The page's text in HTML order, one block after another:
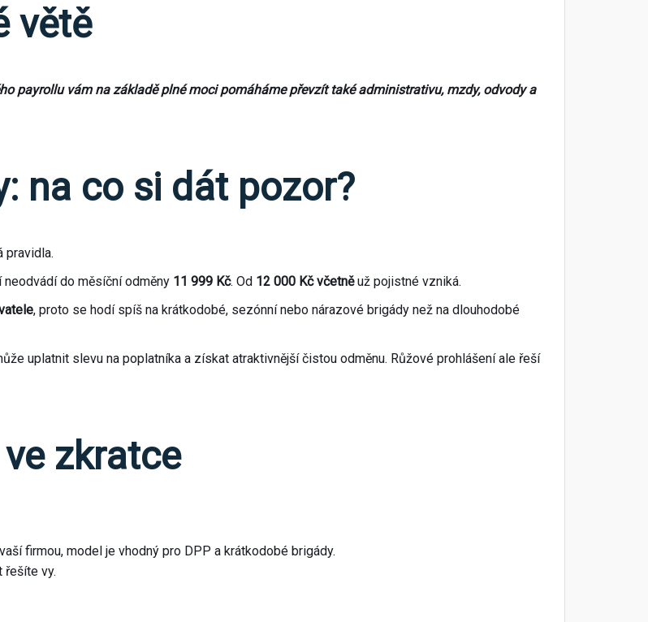
větě
payrollu vám na základě plné moci pomáháme převzít také administrativu, mzdy, odvody a
na co si dát pozor?
pravidla.
do měsíční odměny 11 999 Kč. Od 12 000 Kč včetněuž pojistné vzniká.
, proto se hodí spíš na krátkodobé, sezónní nebo nárazové brigády než na dlouhodobé
uplatnit slevu na poplatníka a získat atraktivnější čistou odměnu. Růžové prohlášení ale řeší
zkratce
firmou, model je vhodný pro DPP a krátkodobé brigády.
řešíte vy.